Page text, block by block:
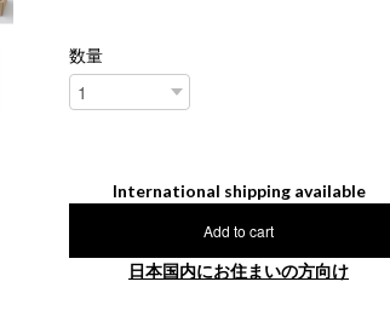
数量
International shipping available
Add to cart
日本国内にお住まいの方向け